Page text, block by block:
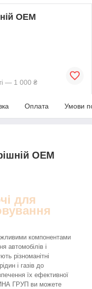
OEM
— 1 000 ₴
Оплата Умови
OEM
для
компонентами
автомобілів і
різноманітні
і газів до
їх ефективної
ГРУП ви можете